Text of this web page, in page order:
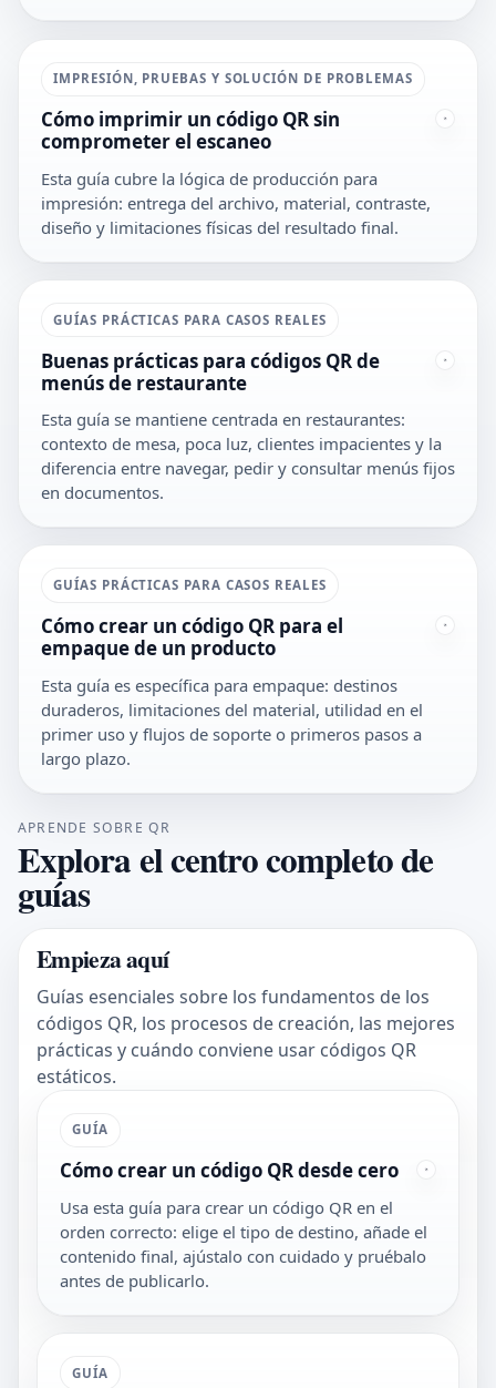
IMPRESIÓN, PRUEBAS Y SOLUCIÓN DE PROBLEMAS
Cómo imprimir un código QR sin
comprometer el escaneo
Esta guía cubre la lógica de producción para
impresión: entrega del archivo, material, contraste,
diseño y limitaciones físicas del resultado final.
GUÍAS PRÁCTICAS PARA CASOS REALES
Buenas prácticas para códigos QR de
menús de restaurante
Esta guía se mantiene centrada en restaurantes:
contexto de mesa, poca luz, clientes impacientes y la
diferencia entre navegar, pedir y consultar menús fijos
en documentos.
GUÍAS PRÁCTICAS PARA CASOS REALES
Cómo crear un código QR para el
empaque de un producto
Esta guía es específica para empaque: destinos
duraderos, limitaciones del material, utilidad en el
primer uso y flujos de soporte o primeros pasos a
largo plazo.
APRENDE SOBRE QR
Explora el centro completo de
guías
Empieza aquí
Guías esenciales sobre los fundamentos de los
códigos QR, los procesos de creación, las mejores
prácticas y cuándo conviene usar códigos QR
estáticos.
GUÍA
Cómo crear un código QR desde cero
Usa esta guía para crear un código QR en el
orden correcto: elige el tipo de destino, añade el
contenido final, ajústalo con cuidado y pruébalo
antes de publicarlo.
GUÍA